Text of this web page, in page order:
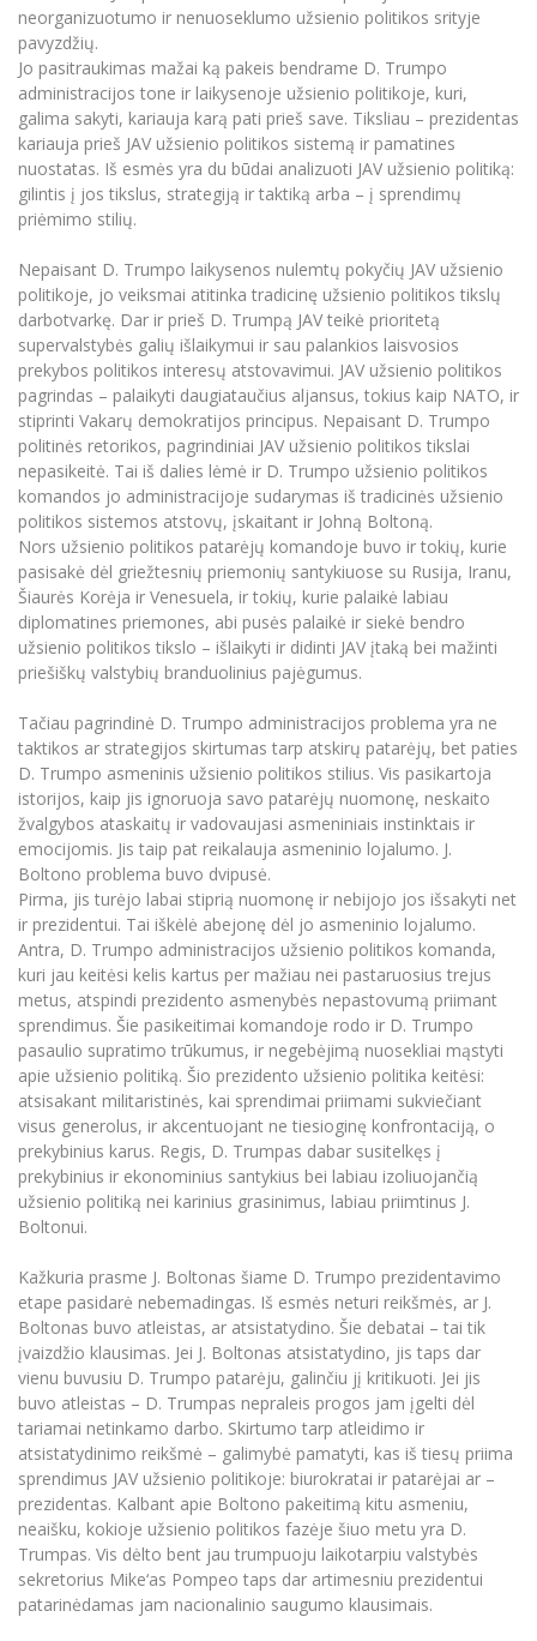
Universiteto teatras
MRU pop vokalinis ansamblis (vadovas Artūras
Novikas)
MRU merginų choras
Neformaliuoju ir (ar) savišvietos būdu įgytų
kompetencijų vertinimas ir pripažinimas
Studijų organizavimas
Erasmus+ mobilumas praktikoms (SMP)
Kitos galimybės
Partnerystės
Azijos centras
Vilniaus Karaliaus Sedžiongo institutas
Frankofoniškų šalių studijų centras
Emocinė gerovė
Mokslo laboratorijos
Žmogaus, aplinkos ir technologijų (HET)
Doktorantūra
Projektai
Mokymų LAB
Mokslo naujienos
Kasmetiniai mokslo renginiai
Akademinė etika
Darbas MRU
Universiteto simbolika
Naujienos
Tarptautiškumas
Studentams
Studentams
Darbuotojams
Partnerystės
Azijos centras
Vilniaus Karaliaus Sedžiongo institutas
Frankofoniškų šalių studijų centras
Darbuotojams
Partnerystės
Azijos centras
Vilniaus Karaliaus Sedžiongo institutas
Frankofoniškų šalių studijų centras
Darnus vystymasis
Privatumo politika
Negalia ir individualieji poreikiai
Viešai skelbiama informacija
Parama Ukrainai
Civilinė sauga
Korupcijos prevencija
Bakalauro studijos
Magistrantūros studijos
Vadovų MBA
Švietimo ir kultūros vadovų MPA
Teisės LL.M.
Pedagogų rengimas
Doktorantūros studijos
Profesinės bakalauro studijos
Personalo valdymo centras
Privačių interesų deklaravimas
Informacija naujiems darbuotojams
Studijų Moodle (studijų vykdymui)
Darbuotojų Moodle (kompetencijų tobulinimui)
Studijų tvarkaraštis
Informacinė sistema "Studijos"
Darbuotojų elektroninis paštas
Daugiafaktorinė autentifikacija universiteto
darbuotojams (MFA)
Mokslininkų profiliai "CRIS"
Bendruomenės gerovė
Darbuotojų kvalifikacijos kėlimas
MRU norminių teisės aktų duomenų bazė
Intranetas
eDVS
Microsoft Office 365
MRU mobilios programėlės
Pagalbos sistema
Profesinė sąjunga
Kontaktų paieška
neorganizuotumo ir nenuoseklumo užsienio politikos srityje
pavyzdžių.
Jo pasitraukimas mažai ką pakeis bendrame D. Trumpo
administracijos tone ir laikysenoje užsienio politikoje, kuri,
galima sakyti, kariauja karą pati prieš save. Tiksliau – prezidentas
kariauja prieš JAV užsienio politikos sistemą ir pamatines
nuostatas. Iš esmės yra du būdai analizuoti JAV užsienio politiką:
gilintis į jos tikslus, strategiją ir taktiką arba – į sprendimų
priėmimo stilių.
Nepaisant D. Trumpo laikysenos nulemtų pokyčių JAV užsienio
politikoje, jo veiksmai atitinka tradicinę užsienio politikos tikslų
darbotvarkę. Dar ir prieš D. Trumpą JAV teikė prioritetą
supervalstybės galių išlaikymui ir sau palankios laisvosios
prekybos politikos interesų atstovavimui. JAV užsienio politikos
pagrindas – palaikyti daugiataučius aljansus, tokius kaip NATO, ir
stiprinti Vakarų demokratijos principus. Nepaisant D. Trumpo
politinės retorikos, pagrindiniai JAV užsienio politikos tikslai
nepasikeitė. Tai iš dalies lėmė ir D. Trumpo užsienio politikos
komandos jo administracijoje sudarymas iš tradicinės užsienio
politikos sistemos atstovų, įskaitant ir Johną Boltoną.
Nors užsienio politikos patarėjų komandoje buvo ir tokių, kurie
pasisakė dėl griežtesnių priemonių santykiuose su Rusija, Iranu,
Šiaurės Korėja ir Venesuela, ir tokių, kurie palaikė labiau
diplomatines priemones, abi pusės palaikė ir siekė bendro
užsienio politikos tikslo – išlaikyti ir didinti JAV įtaką bei mažinti
priešiškų valstybių branduolinius pajėgumus.
Tačiau pagrindinė D. Trumpo administracijos problema yra ne
taktikos ar strategijos skirtumas tarp atskirų patarėjų, bet paties
D. Trumpo asmeninis užsienio politikos stilius. Vis pasikartoja
istorijos, kaip jis ignoruoja savo patarėjų nuomonę, neskaito
žvalgybos ataskaitų ir vadovaujasi asmeniniais instinktais ir
emocijomis. Jis taip pat reikalauja asmeninio lojalumo. J.
Boltono problema buvo dvipusė.
Pirma, jis turėjo labai stiprią nuomonę ir nebijojo jos išsakyti net
ir prezidentui. Tai iškėlė abejonę dėl jo asmeninio lojalumo.
Antra, D. Trumpo administracijos užsienio politikos komanda,
kuri jau keitėsi kelis kartus per mažiau nei pastaruosius trejus
metus, atspindi prezidento asmenybės nepastovumą priimant
sprendimus. Šie pasikeitimai komandoje rodo ir D. Trumpo
pasaulio supratimo trūkumus, ir negebėjimą nuosekliai mąstyti
apie užsienio politiką. Šio prezidento užsienio politika keitėsi:
atsisakant militaristinės, kai sprendimai priimami sukviečiant
visus generolus, ir akcentuojant ne tiesioginę konfrontaciją, o
prekybinius karus. Regis, D. Trumpas dabar susitelkęs į
prekybinius ir ekonominius santykius bei labiau izoliuojančią
užsienio politiką nei karinius grasinimus, labiau priimtinus J.
Boltonui.
Kažkuria prasme J. Boltonas šiame D. Trumpo prezidentavimo
etape pasidarė nebemadingas. Iš esmės neturi reikšmės, ar J.
Boltonas buvo atleistas, ar atsistatydino. Šie debatai – tai tik
įvaizdžio klausimas. Jei J. Boltonas atsistatydino, jis taps dar
vienu buvusiu D. Trumpo patarėju, galinčiu jį kritikuoti. Jei jis
buvo atleistas – D. Trumpas nepraleis progos jam įgelti dėl
tariamai netinkamo darbo. Skirtumo tarp atleidimo ir
atsistatydinimo reikšmė – galimybė pamatyti, kas iš tiesų priima
sprendimus JAV užsienio politikoje: biurokratai ir patarėjai ar –
prezidentas. Kalbant apie Boltono pakeitimą kitu asmeniu,
neaišku, kokioje užsienio politikos fazėje šiuo metu yra D.
Trumpas. Vis dėlto bent jau trumpuoju laikotarpiu valstybės
sekretorius Mike‘as Pompeo taps dar artimesniu prezidentui
patarinėdamas jam nacionalinio saugumo klausimais.